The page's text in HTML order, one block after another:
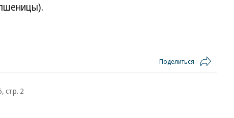
Поделиться
стр. 2